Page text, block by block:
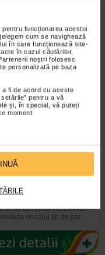
funcționarea acestui
cum se navighează
în care funcționează site-
în cazul căutărilor,
noștri folosesc
personalizată pe baza
a fi de acord cu aceste
pentru a vă
și, în special, vă puteți
moment.
-40% Preț întreg:
anticadere GH3
12 fiole, GEROVITAL
de la Gerovital H3 Derma+
oricarui tip de par…